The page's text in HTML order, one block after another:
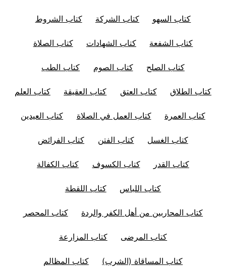
كتاب السهو كتاب الشركة كتاب الشروط
كتاب الشفعة كتاب الشهادات كتاب الصلاة
كتاب الصلح كتاب الصوم كتاب الطب
كتاب الطلاق كتاب العتق كتاب العقيقة كتاب العلم
كتاب العمرة كتاب العمل في الصلاة كتاب العيدين
كتاب الغسل كتاب الفتن كتاب الفرائض
كتاب القدر كتاب الكسوف كتاب الكفالة
كتاب اللباس كتاب اللقطة
كتاب المحاربين من أهل الكفر والردة كتاب المحصر
كتاب المرضى كتاب المزارعة
كتاب المساقاة (الشرب) كتاب المظالم